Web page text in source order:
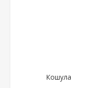
Кошула